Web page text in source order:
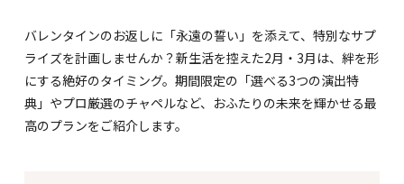
バレンタインのお返しに「永遠の誓い」を添えて、特別なサプ
ライズを計画しませんか？新生活を控えた2月・3月は、絆を形
にする絶好のタイミング。期間限定の「選べる3つの演出特
典」やプロ厳選のチャペルなど、おふたりの未来を輝かせる最
高のプランをご紹介します。